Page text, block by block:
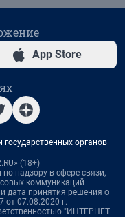
App Store
органов
(18+)
надзору в сфере связи,
коммуникаций
дата принятия решения о
от 07.08.2020 г.
"ИНТЕРНЕТ